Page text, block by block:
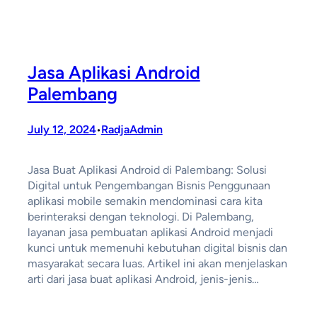
Jasa Aplikasi Android
Palembang
July 12, 2024•RadjaAdmin
Jasa Buat Aplikasi Android di Palembang: Solusi
Digital untuk Pengembangan Bisnis Penggunaan
aplikasi mobile semakin mendominasi cara kita
berinteraksi dengan teknologi. Di Palembang,
layanan jasa pembuatan aplikasi Android menjadi
kunci untuk memenuhi kebutuhan digital bisnis dan
masyarakat secara luas. Artikel ini akan menjelaskan
arti dari jasa buat aplikasi Android, jenis-jenis…